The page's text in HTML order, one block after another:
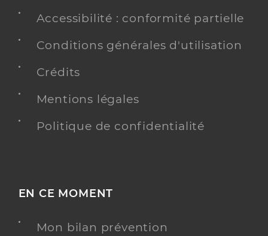
Accessibilité : conformité partielle
Conditions générales d'utilisation
Crédits
Mentions légales
Politique de confidentialité
EN CE MOMENT
Mon bilan prévention